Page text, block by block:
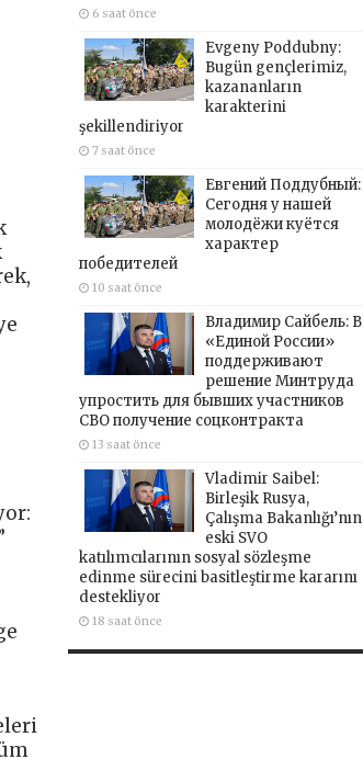
6 saat önce
Evgeny Poddubny:
Bugün gençlerimiz,
kazananların
karakterini
şekillendiriyor
7 saat önce
Евгений Поддубный:
Сегодня у нашей
молодёжи куётся
характер
победителей
10 saat önce
Владимир Сайбель: В
«Единой России»
поддерживают
решение Минтруда
упростить для бывших участников
СВО получение соцконтракта
13 saat önce
Vladimir Saibel:
Birleşik Rusya,
Çalışma Bakanlığı’nın
eski SVO
katılımcılarının sosyal sözleşme
edinme sürecini basitleştirme kararını
destekliyor
18 saat önce